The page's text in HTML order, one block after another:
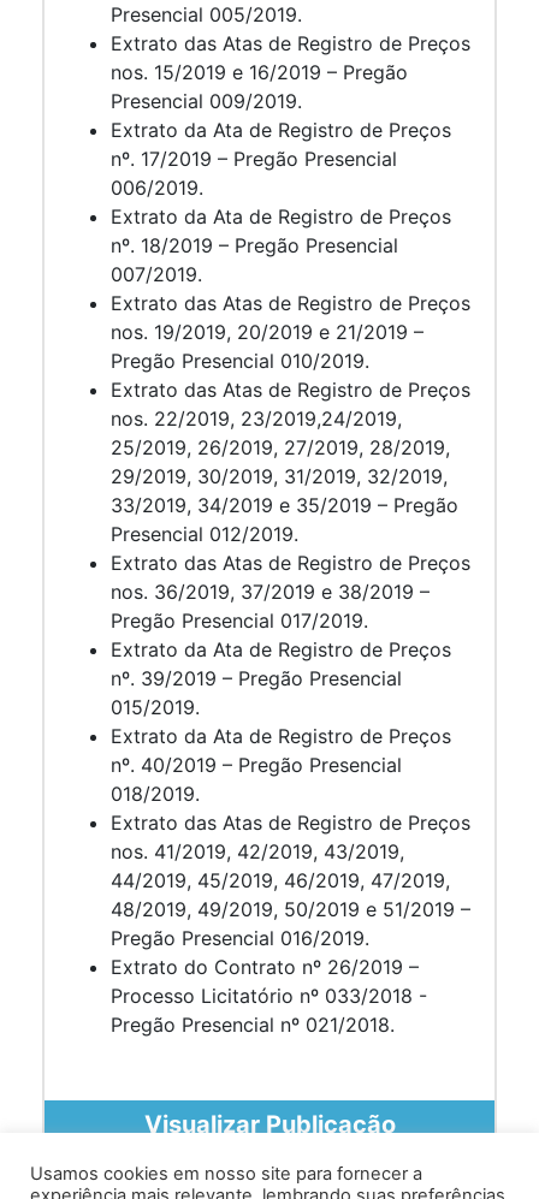
Presencial 005/2019.
Extrato das Atas de Registro de Preços
nos. 15/2019 e 16/2019 – Pregão
Presencial 009/2019.
Extrato da Ata de Registro de Preços
nº. 17/2019 – Pregão Presencial
006/2019.
Extrato da Ata de Registro de Preços
nº. 18/2019 – Pregão Presencial
007/2019.
Extrato das Atas de Registro de Preços
nos. 19/2019, 20/2019 e 21/2019 –
Pregão Presencial 010/2019.
Extrato das Atas de Registro de Preços
nos. 22/2019, 23/2019,24/2019,
25/2019, 26/2019, 27/2019, 28/2019,
29/2019, 30/2019, 31/2019, 32/2019,
33/2019, 34/2019 e 35/2019 – Pregão
Presencial 012/2019.
Extrato das Atas de Registro de Preços
nos. 36/2019, 37/2019 e 38/2019 –
Pregão Presencial 017/2019.
Extrato da Ata de Registro de Preços
nº. 39/2019 – Pregão Presencial
015/2019.
Extrato da Ata de Registro de Preços
nº. 40/2019 – Pregão Presencial
018/2019.
Extrato das Atas de Registro de Preços
nos. 41/2019, 42/2019, 43/2019,
44/2019, 45/2019, 46/2019, 47/2019,
48/2019, 49/2019, 50/2019 e 51/2019 –
Pregão Presencial 016/2019.
Extrato do Contrato nº 26/2019 –
Processo Licitatório nº 033/2018 -
Pregão Presencial nº 021/2018.
Visualizar Publicação
Usamos cookies em nosso site para fornecer a